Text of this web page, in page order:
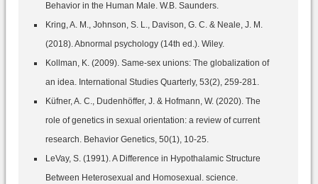
Behavior in the Human Male. W.B. Saunders.
Kring, A. M., Johnson, S. L., Davison, G. C. & Neale, J. M.
(2018). Abnormal psychology (14th ed.). Wiley.
Kollman, K. (2009). Same-sex unions: The globalization of
an idea. International Studies Quarterly, 53(2), 259-281.
Küfner, A. C., Dudenhöffer, J. & Hofmann, W. (2020). The
role of genetics in sexual orientation: a review of current
research. Behavior Genetics, 50(1), 10-25.
LeVay, S. (1991). A Difference in Hypothalamic Structure
Between Heterosexual and Homosexual. science.